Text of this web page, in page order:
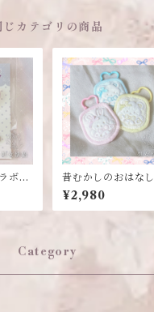
じカテゴリの商品
ボ♡
ップ
昔むかしのおはなし
¥2,980
Category